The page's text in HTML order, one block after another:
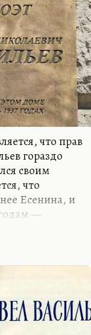
что прав
гораздо
своим
что
Есенина, и
—
в нем
совершал
и